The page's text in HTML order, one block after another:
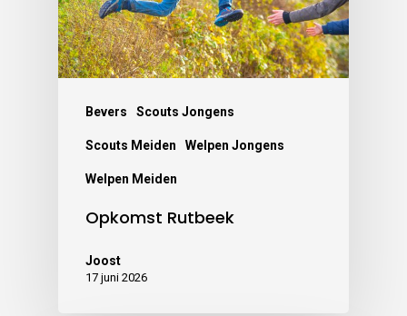
Bevers Scouts Jongens
Scouts Meiden Welpen Jongens
Welpen Meiden
Opkomst Rutbeek
Joost
17 juni 2026